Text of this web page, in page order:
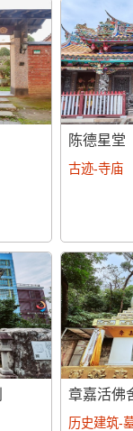
陈德星堂
古迹-寺庙
章嘉活佛
历史建筑-